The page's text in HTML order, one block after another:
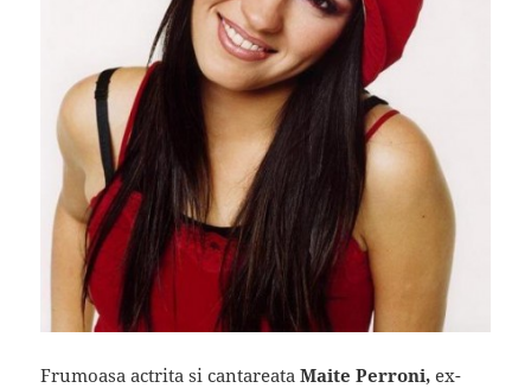
Frumoasa actrita si cantareata Maite Perroni, ex-